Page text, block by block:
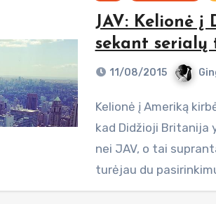
JAV: Kelionė į
sekant serialų
11/08/2015
Kelionė į Ameriką kirbėjo manyje nuo tada kai tikėjau,
kad Didžioji Britanija
nei JAV, o tai
turėjau du